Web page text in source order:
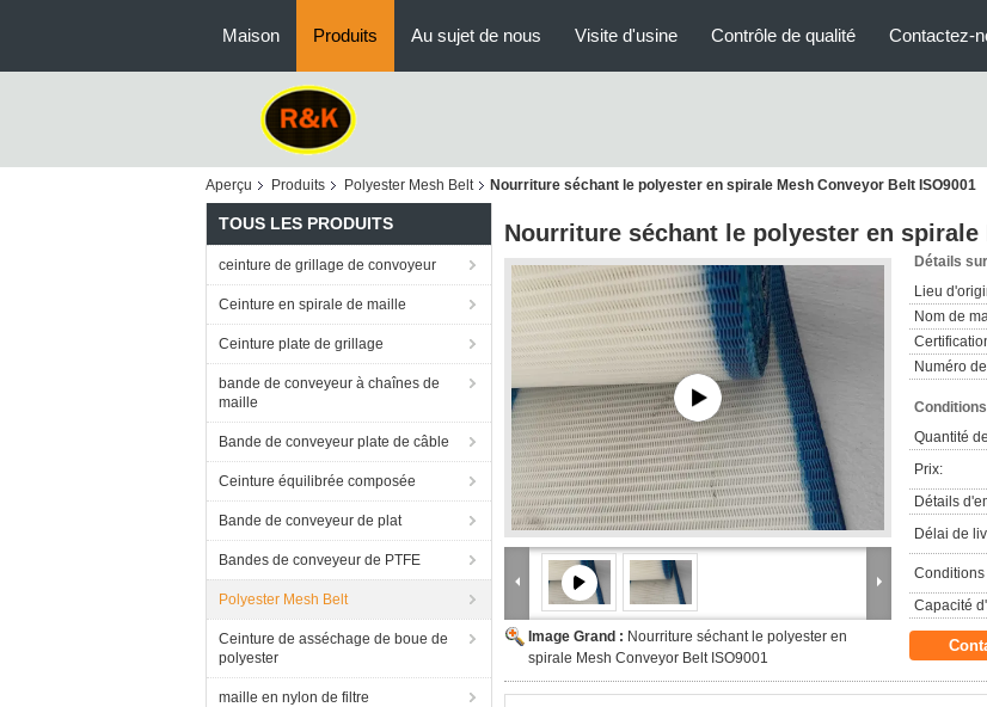
Maison Produits Au sujet de nous Visite d'usine Contrôle de qualité Contactez-
Aperçu Produits Polyester Mesh Belt Nourriture séchant le polyester en spirale Mesh Conveyor Belt ISO9001
TOUS LES PRODUITS
ceinture de grillage de convoyeur
Ceinture en spirale de maille
Ceinture plate de grillage
bande de conveyeur à chaînes de
maille
Bande de conveyeur plate de câble
Ceinture équilibrée composée
Bande de conveyeur de plat
Bandes de conveyeur de PTFE
Polyester Mesh Belt
Ceinture de asséchage de boue de
polyester
maille en nylon de filtre
Nourriture séchant le polyester en spirale
Image Grand : Nourriture séchant le polyester en
spirale Mesh Conveyor Belt ISO9001
Détails
Lieu
Nom de
Numéro
Quantité
Prix:
Détails
Délai de
Capacité